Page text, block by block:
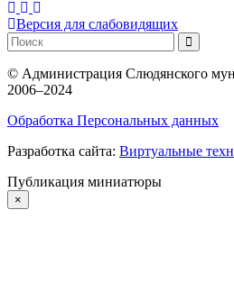
Версия для слабовидящих
© Администрация Слюдянского
2006–2024
Обработка Персональных данных
Разработка сайта: Виртуальные
Публикация миниатюры
×